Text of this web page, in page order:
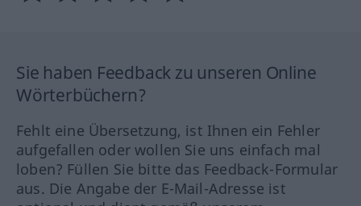
Sie haben Feedback zu unseren Online
Wörterbüchern?
Fehlt eine Übersetzung, ist Ihnen ein Fehler
aufgefallen oder wollen Sie uns einfach mal
loben? Füllen Sie bitte das Feedback-Formular
aus. Die Angabe der E-Mail-Adresse ist